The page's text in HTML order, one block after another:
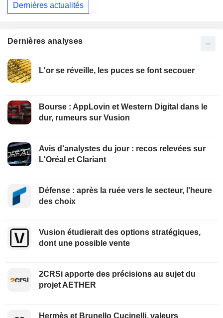
Dernières actualités
Dernières analyses
L'or se réveille, les puces se font secouer
Bourse : AppLovin et Western Digital dans le
dur, rumeurs sur Vusion
Avis d'analystes du jour : recos relevées sur
L'Oréal et Clariant
Défense : après la ruée vers le secteur, l'heure
des choix
Vusion étudierait des options stratégiques,
dont une possible vente
2CRSi apporte des précisions au sujet du
projet AETHER
Hermès et Brunello Cucinelli, valeurs